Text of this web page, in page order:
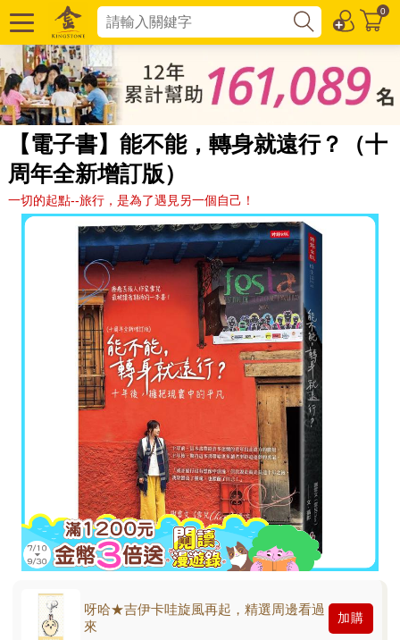
0
【電子書】能不能，轉身就遠行？（十
周年全新增訂版）
一切的起點--旅行，是為了遇見另一個自己！
呀哈★吉伊卡哇旋風再起，精選周邊看過
來
加購